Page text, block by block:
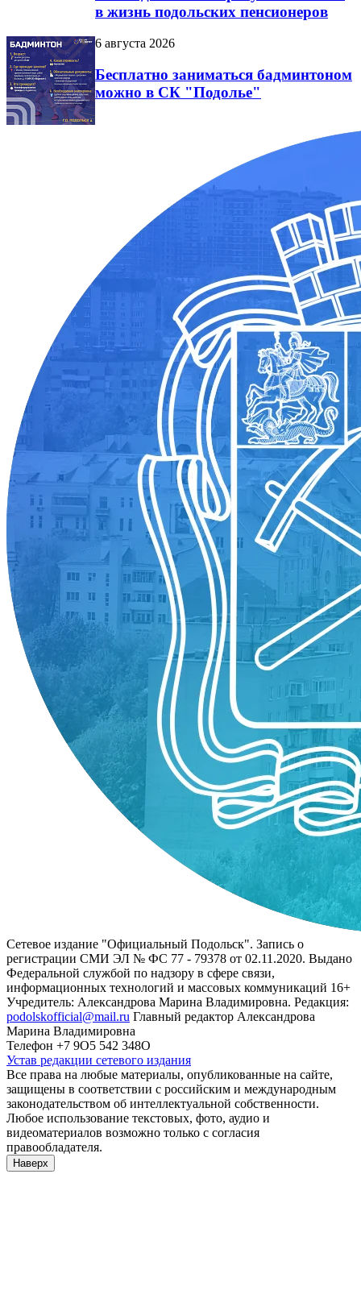
в жизнь подольских пенсионеров
6 августа 2026
Бесплатно заниматься бадминтоном
можно в СК "Подолье"
Сетевое издание "Официальный Подольск". Запись о
регистрации СМИ ЭЛ № ФС 77 - 79378 от 02.11.2020. Выдано
Федеральной службой по надзору в сфере связи,
информационных технологий и массовых коммуникаций 16+
Учредитель: Александрова Марина Владимировна. Редакция:
podolskofficial@mail.ru Главный редактор Александрова
Марина Владимировна
Телефон +7 9О5 542 348О
Устав редакции сетевого издания
Все права на любые материалы, опубликованные на сайте,
защищены в соответствии с российским и международным
законодательством об интеллектуальной собственности.
Любое использование текстовых, фото, аудио и
видеоматериалов возможно только с согласия
правообладателя.
Наверх